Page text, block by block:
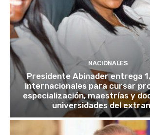
NACIONALES
Presidente Abinader entrega
internacionales para cursar
especialización, maestrías y
universidades del